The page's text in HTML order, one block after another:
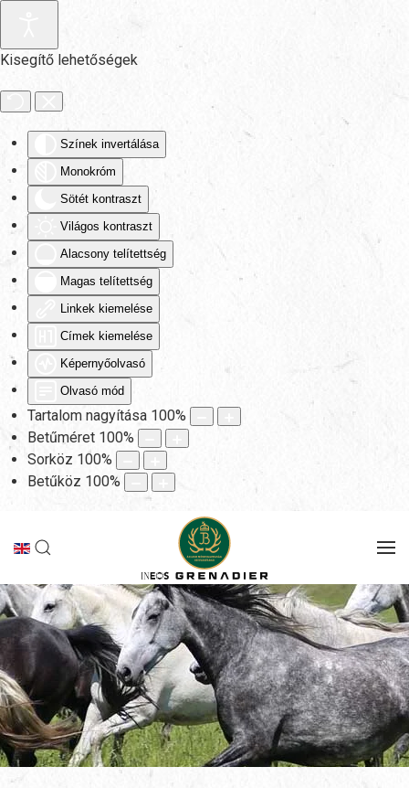
Kisegítő lehetőségek
Színek invertálása
Monokróm
Sötét kontraszt
Világos kontraszt
Alacsony telítettség
Magas telítettség
Linkek kiemelése
Címek kiemelése
Képernyőolvasó
Olvasó mód
Tartalom nagyítása 100%
Betűméret 100%
Sorköz 100%
Betűköz 100%
Fő tartalom átugrása